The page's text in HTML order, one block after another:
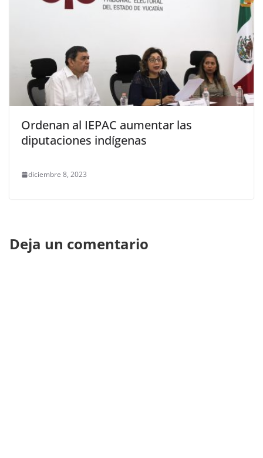
Ordenan al IEPAC aumentar las
diputaciones indígenas
diciembre 8, 2023
Deja un comentario